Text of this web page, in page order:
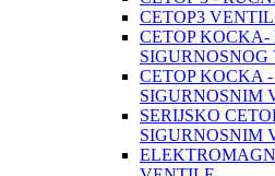
CETOP3
CETOP KOCKA-
CETOP KOCKA
SIGURNOSNIM
SERIJSKO
SIGURNOSNIM